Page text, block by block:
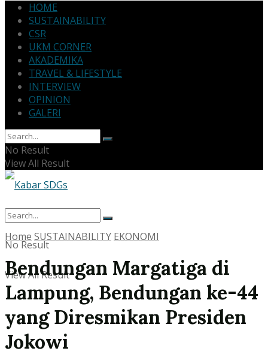
HOME
SUSTAINABILITY
CSR
UKM CORNER
AKADEMIKA
TRAVEL & LIFESTYLE
INTERVIEW
OPINION
GALERI
No Result
View All Result
No Result
View All Result
Home SUSTAINABILITY EKONOMI
Bendungan Margatiga di
Lampung, Bendungan ke-44
yang Diresmikan Presiden
Jokowi